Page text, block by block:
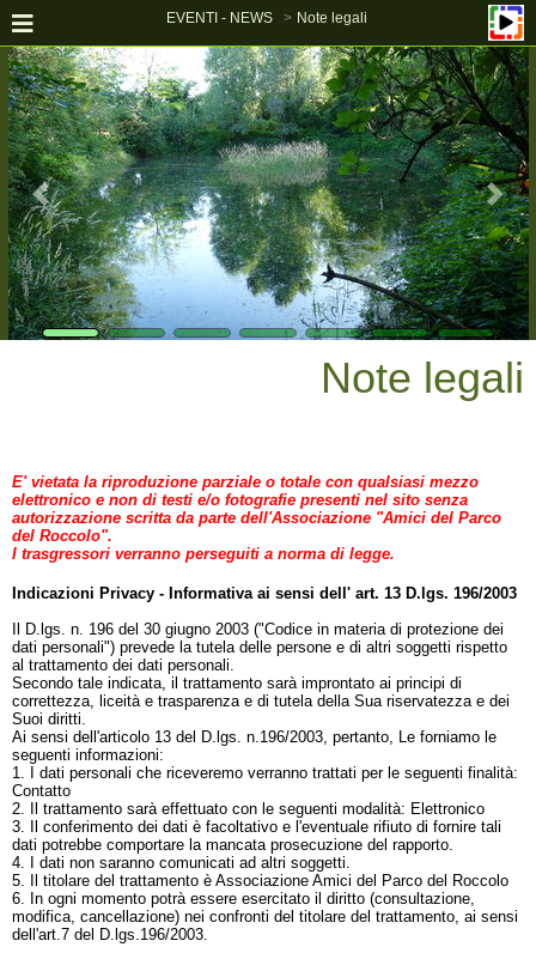
EVENTI - NEWS Note legali
Note legali
E' vietata la riproduzione parziale o totale con qualsiasi mezzo
elettronico e non di testi e/o fotografie presenti nel sito senza
autorizzazione scritta da parte dell'Associazione "Amici del Parco
del Roccolo".
I trasgressori verranno perseguiti a norma di legge.
Indicazioni Privacy - Informativa ai sensi dell' art. 13 D.lgs. 196/2003
Il D.lgs. n. 196 del 30 giugno 2003 ("Codice in materia di protezione dei
dati personali") prevede la tutela delle persone e di altri soggetti rispetto
al trattamento dei dati personali.
Secondo tale indicata, il trattamento sarà improntato ai principi di
correttezza, liceità e trasparenza e di tutela della Sua riservatezza e dei
Suoi diritti.
Ai sensi dell'articolo 13 del D.lgs. n.196/2003, pertanto, Le forniamo le
seguenti informazioni:
1. I dati personali che riceveremo verranno trattati per le seguenti finalità:
Contatto
2. Il trattamento sarà effettuato con le seguenti modalità: Elettronico
3. Il conferimento dei dati è facoltativo e l'eventuale rifiuto di fornire tali
dati potrebbe comportare la mancata prosecuzione del rapporto.
4. I dati non saranno comunicati ad altri soggetti.
5. Il titolare del trattamento è Associazione Amici del Parco del Roccolo
6. In ogni momento potrà essere esercitato il diritto (consultazione,
modifica, cancellazione) nei confronti del titolare del trattamento, ai sensi
dell'art.7 del D.lgs.196/2003.